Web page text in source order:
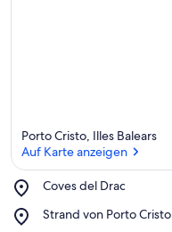
Porto Cristo, Illes Balears
Auf Karte anzeigen
Coves del Drac
Place,
del
Strand von Porto Cristo
Place,